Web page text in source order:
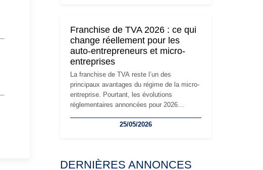
réglementaire plus exigeant. Décryptage des
principaux changements et des précautions
à prendre pour éviter les mauvaises
surprises.
Franchise de TVA 2026 : ce qui
change réellement pour les
auto-entrepreneurs et micro-
entreprises
La franchise de TVA reste l’un des
principaux avantages du régime de la micro-
entreprise. Pourtant, les évolutions
réglementaires annoncées pour 2026
les auto-entrepreneurs, artisans et
évoluent dans un contexte de contrôle
25/05/2026
DERNIÈRES ANNONCES